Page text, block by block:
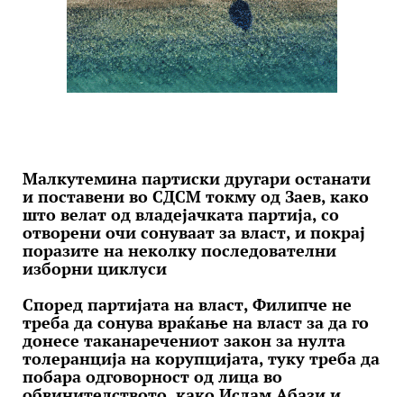
Малкутемина партиски другари останати
и поставени во СДСМ токму од Заев, како
што велат од владејачката партија, со
отворени очи сонуваат за власт, и покрај
поразите на неколку последователни
изборни циклуси
Според партијата на власт, Филипче не
треба да сонува враќање на власт за да го
донесе таканаречениот закон за нулта
толеранција на корупцијата, туку треба да
побара одговорност од лица во